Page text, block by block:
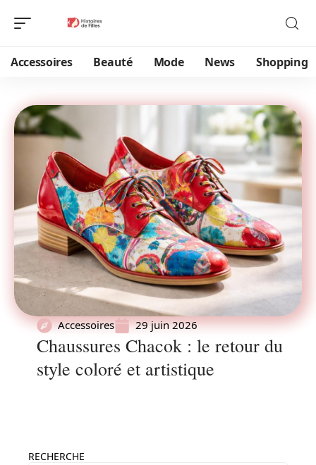
Accessoires Beauté Mode News Shopping
Accessoires 29 juin 2026
Chaussures Chacok : le retour du
style coloré et artistique
RECHERCHE